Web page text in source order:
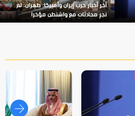
آخر أخبار حرب إيران وأميركا: طهران: لم
نجرِ محادثات مع واشنطن مؤخرا